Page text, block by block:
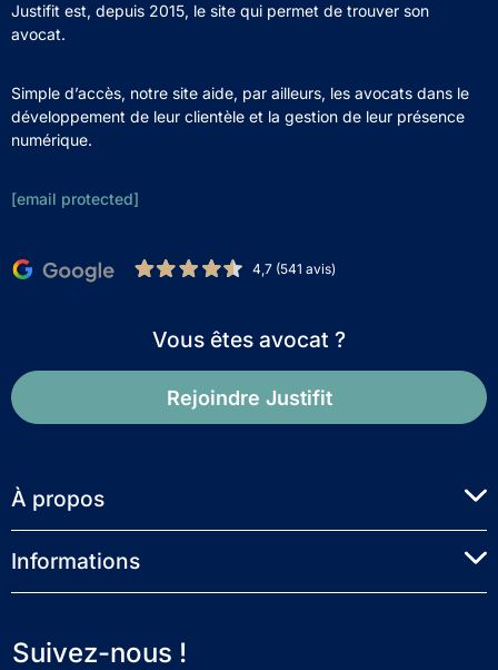
Justifit est, depuis 2015, le site qui permet de trouver son
avocat.
Simple d’accès, notre site aide, par ailleurs, les avocats dans le
développement de leur clientèle et la gestion de leur présence
numérique.
[email protected]
4,7 (541 avis)
Vous êtes avocat ?
Rejoindre Justifit
À propos
Informations
Suivez-nous !